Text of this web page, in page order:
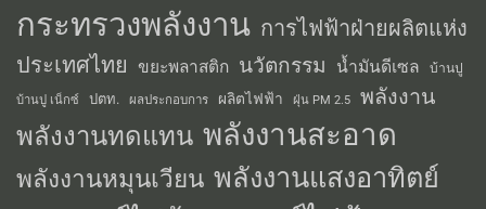
กระทรวงพลังงาน การไฟฟ้าฝ่ายผลิตแห่ง
ประเทศไทย
ขยะพลาสติก นวัตกรรม น้ำมันดีเซล บ้านปู
บ้านปู เน็กซ์ ปตท. ผลประกอบการ ผลิตไฟฟ้า ฝุ่น PM 2.5 พลังงาน
พลังงานทดแทน พลังงานสะอาด
พลังงานหมุนเวียน พลังงานแสงอาทิตย์